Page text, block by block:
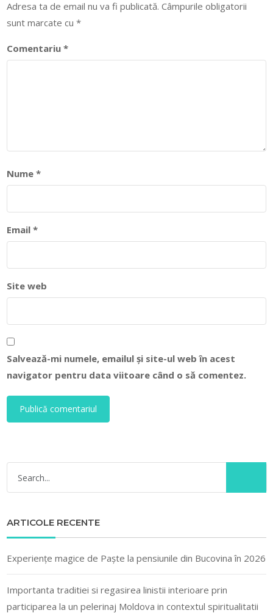
Adresa ta de email nu va fi publicată. Câmpurile obligatorii
sunt marcate cu*
Comentariu*
Nume*
Email*
Site web
Salvează-mi numele, emailul și site-ul web în acest
navigator pentru data viitoare când o să comentez.
ARTICOLE RECENTE
Experiențe magice de Paște la pensiunile din Bucovina în 2026
Importanta traditiei si regasirea linistii interioare prin
participarea la un pelerinaj Moldova in contextul spiritualitatii